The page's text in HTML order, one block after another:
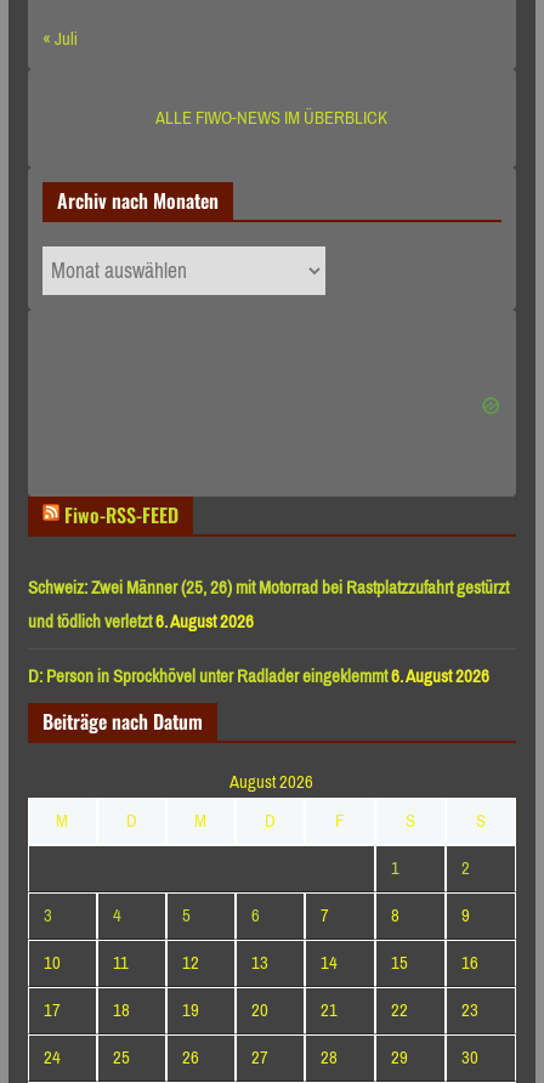
« Juli
ALLE FIWO-NEWS IM ÜBERBLICK
Archiv nach Monaten
Archiv
nach
Fiwo-RSS-FEED
Schweiz: Zwei Männer (25, 26) mit Motorrad bei Rastplatzzufahrt gestürzt
und tödlich verletzt6. August 2026
D: Person in Sprockhövel unter Radlader eingeklemmt6. August 2026
Beiträge nach Datum
August 2026
M
D M D F S
S
1
2
3
4 5 6 7 8
9
10
11 12 13 14 15
16
17
18 19 20 21 22
23
24
25 26 27 28 29 30